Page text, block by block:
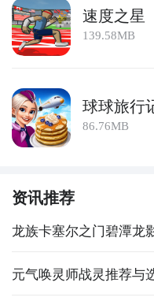
情不断，现在开始真实
急速滚球有大致的了解
抢先体验到呢？不用担
右边的【订阅】或者是
错过最先的下载机会了咯
下载九游APP订阅急速
速度之星
139.58MB
球球旅行
86.76MB
资讯推荐
龙族卡塞尔之门碧潭龙
元气唤灵师战灵推荐与